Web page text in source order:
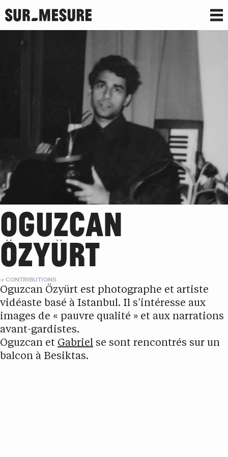
OGUZCAN
ÖZYÜRT
CONTRIBUTIONS
Oguzcan Özyürt est photographe et artiste
vidéaste basé à Istanbul. Il s’intéresse aux
images de « pauvre qualité » et aux narrations
avant-gardistes.
Oguzcan et Gabriel se sont rencontrés sur un
balcon à Besiktas.